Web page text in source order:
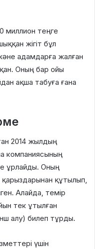
миллион теңге
жігіт бұл
адамдарға жалған
. Оның бар ойы
ақша табуға ғана
2014 жылдың
компаниясының
ұрлайды. Оның
құтылып,
. Алайда, темір
тек ұтылған
алу) билеп тұрды.
үшін